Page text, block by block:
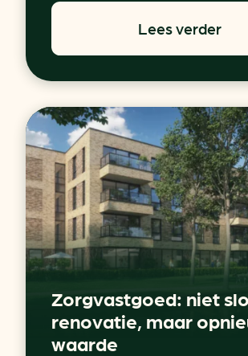
Lees verder
Zorgvastgoed: niet
renovatie, maar
waarde